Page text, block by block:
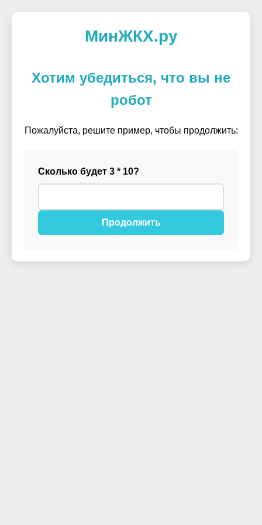
МинЖКХ.ру
Хотим убедиться, что вы не
робот
Пожалуйста, решите пример, чтобы продолжить:
Сколько будет 3 * 10?
Продолжить